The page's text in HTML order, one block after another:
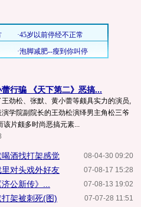
行骗 《天下第二》恶搞...
劲松、张默、黄小蕾等颇具实力的演员,
学院副院长的王劲松演绎男主角松三爷
该片颇多时尚恶搞元素...
08-04-30 09:20
喝酒找打架感觉
07-08-17 15:28
对头戏外好友
07-08-13 19:02
公新传》...
07-07-28 11:51
架被刺死(图)